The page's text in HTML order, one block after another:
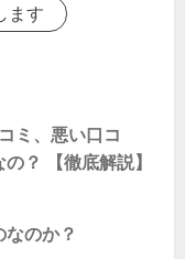
ます
ミ、悪い口コ
？ 【徹底解説】
のか？